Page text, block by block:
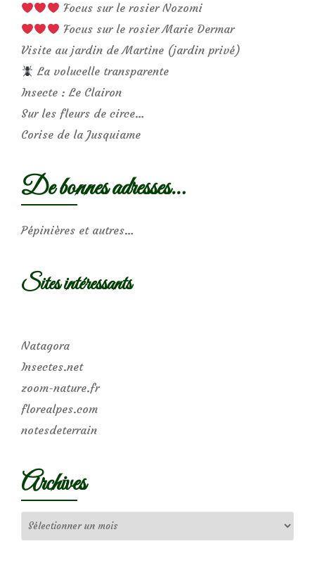
Focus sur le rosier Nozomi
Focus sur le rosier Marie Dermar
Visite au jardin de Martine (jardin privé)
La volucelle transparente
Insecte : Le Clairon
Sur les fleurs de circe…
Corise de la Jusquiame
De bonnes adresses…
Pépinières et autres…
Sites intéressants
Natagora
Insectes.net
zoom-nature.fr
florealpes.com
notesdeterrain
Archives